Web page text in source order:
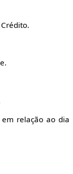
relação ao dia